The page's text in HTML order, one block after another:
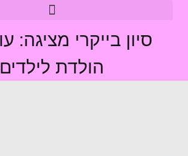
סיון בייקרי מציגה:
הולדת לילדים